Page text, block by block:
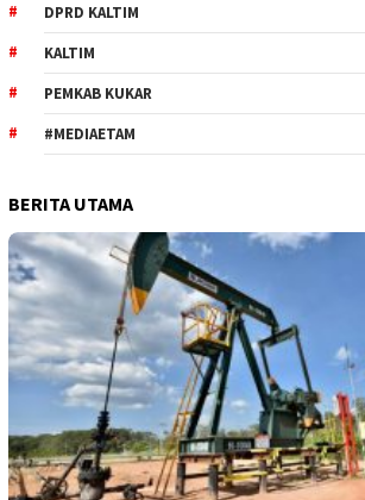
DPRD KALTIM
KALTIM
PEMKAB KUKAR
#MEDIAETAM
BERITA UTAMA